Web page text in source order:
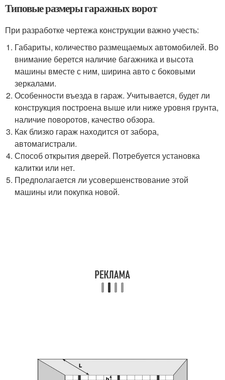
Типовые размеры гаражных ворот
При разработке чертежа конструкции важно учесть:
Габариты, количество размещаемых автомобилей. Во
внимание берется наличие багажника и высота
машины вместе с ним, ширина авто с боковыми
зеркалами.
Особенности въезда в гараж. Учитывается, будет ли
конструкция построена выше или ниже уровня грунта,
наличие поворотов, качество обзора.
Как близко гараж находится от забора,
автомагистрали.
Способ открытия дверей. Потребуется установка
калитки или нет.
Предполагается ли усовершенствование этой
машины или покупка новой.